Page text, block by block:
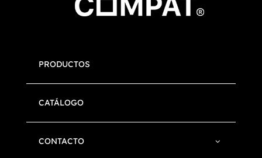
PRODUCTOS
CATÁLOGO
CONTACTO